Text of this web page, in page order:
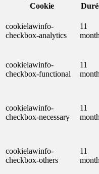
Cookie
cookielawinfo-
checkbox-analytics
11
cookielawinfo-
checkbox-functional
11
cookielawinfo-
checkbox-necessary
11
cookielawinfo-
checkbox-others
11